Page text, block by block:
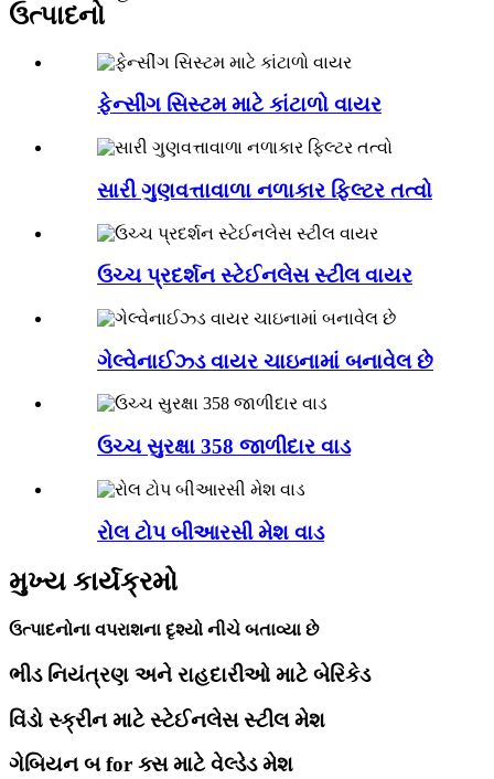
ઉત્પાદનો
ફેન્સીંગ સિસ્ટમ માટે કાંટાળો વાયર
સારી ગુણવત્તાવાળા નળાકાર ફિલ્ટર તત્વો
ઉચ્ચ પ્રદર્શન સ્ટેઈનલેસ સ્ટીલ વાયર
ગેલ્વેનાઈઝ્ડ વાયર ચાઇનામાં બનાવેલ છે
ઉચ્ચ સુરક્ષા 358 જાળીદાર વાડ
રોલ ટોપ બીઆરસી મેશ વાડ
મુખ્ય કાર્યક્રમો
ઉત્પાદનોના વપરાશના દૃશ્યો નીચે બતાવ્યા છે
ભીડ નિયંત્રણ અને રાહદારીઓ માટે બેરિકેડ
વિંડો સ્ક્રીન માટે સ્ટેઈનલેસ સ્ટીલ મેશ
ગેબિયન બ for ક્સ માટે વેલ્ડેડ મેશ